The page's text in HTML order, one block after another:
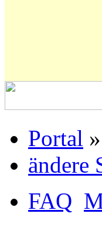
Portal »
ändere
FAQ